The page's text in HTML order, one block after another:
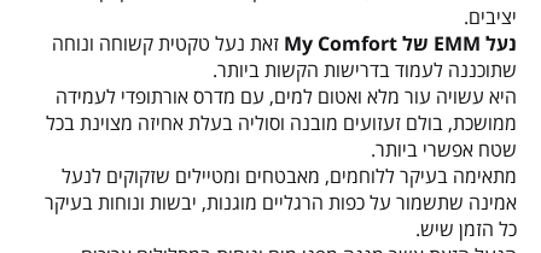
יציבים.
נעל EMM של My Comfort
זאת נעל טקטית קשוחה ונוחה
שתוכננה לעמוד בדרישות הקשות ביותר.
היא עשויה עור מלא ואטום למים, עם מדרס אורתופדי לעמידה
ממושכת, בולם זעזועים מובנה וסוליה בעלת אחיזה מצוינת בכל
שטח אפשרי ביותר.
מתאימה בעיקר ללוחמים, מאבטחים ומטיילים שזקוקים לנעל
אמינה שתשמור על כפות הרגליים מוגנות, יבשות ונוחות בעיקר
כל הזמן שיש.